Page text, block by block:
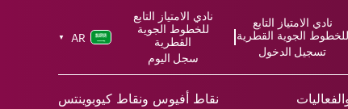
نادي الامتياز التابع
للخطوط الجوية القطرية
تسجيل الدخول
نادي الامتياز التابع
للخطوط الجوية
القطرية
سجل اليوم
AR
▼
نقاط أفيوس ونقاط كيوبوينتس